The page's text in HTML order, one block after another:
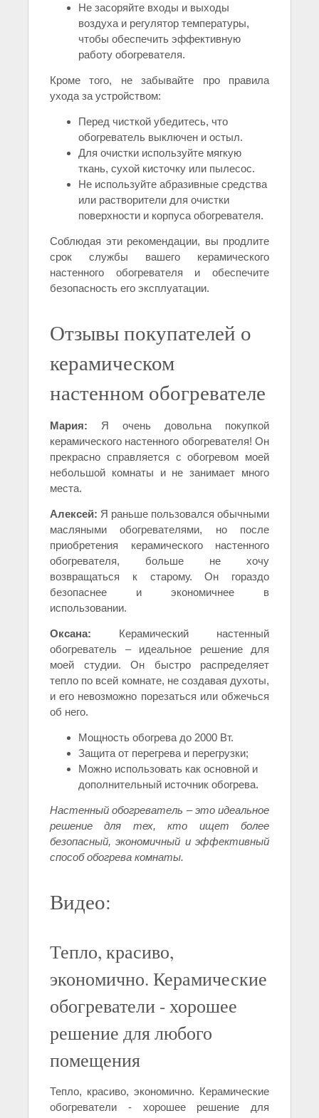
Не засоряйте входы и выходы
воздуха и регулятор температуры,
чтобы обеспечить эффективную
работу обогревателя.
Кроме того, не забывайте про правила
ухода за устройством:
Перед чисткой убедитесь, что
обогреватель выключен и остыл.
Для очистки используйте мягкую
ткань, сухой кисточку или пылесос.
Не используйте абразивные средства
или растворители для очистки
поверхности и корпуса обогревателя.
Соблюдая эти рекомендации, вы продлите
срок службы вашего керамического
настенного обогревателя и обеспечите
безопасность его эксплуатации.
Отзывы покупателей о
керамическом
настенном обогревателе
Мария: Я очень довольна покупкой
керамического настенного обогревателя! Он
прекрасно справляется с обогревом моей
небольшой комнаты и не занимает много
места.
Алексей: Я раньше пользовался обычными
масляными обогревателями, но после
приобретения керамического настенного
обогревателя, больше не хочу
возвращаться к старому. Он гораздо
безопаснее и экономичнее в
использовании.
Оксана: Керамический настенный
обогреватель – идеальное решение для
моей студии. Он быстро распределяет
тепло по всей комнате, не создавая духоты,
и его невозможно порезаться или обжечься
об него.
Мощность обогрева до 2000 Вт.
Защита от перегрева и перегрузки;
Можно использовать как основной и
дополнительный источник обогрева.
Настенный обогреватель – это идеальное
решение для тех, кто ищет более
безопасный, экономичный и эффективный
способ обогрева комнаты.
Видео:
Тепло, красиво,
экономично. Керамические
обогреватели - хорошее
решение для любого
помещения
Тепло, красиво, экономично. Керамические
обогреватели - хорошее решение для